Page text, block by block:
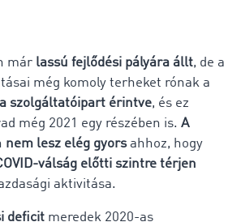
már lassú fejlődési pályára állt, de a
még komoly terheket rónak a
a szolgáltatóipart érintve, és ez
még 2021 egy részében is. A
nem lesz elég gyorsahhoz, hogy
válság előtti szintre térjen
aktivitása.
deficit meredek 2020-as